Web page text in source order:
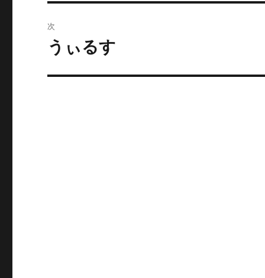
ゲ
投
稿:
次
次
投
うぃるす